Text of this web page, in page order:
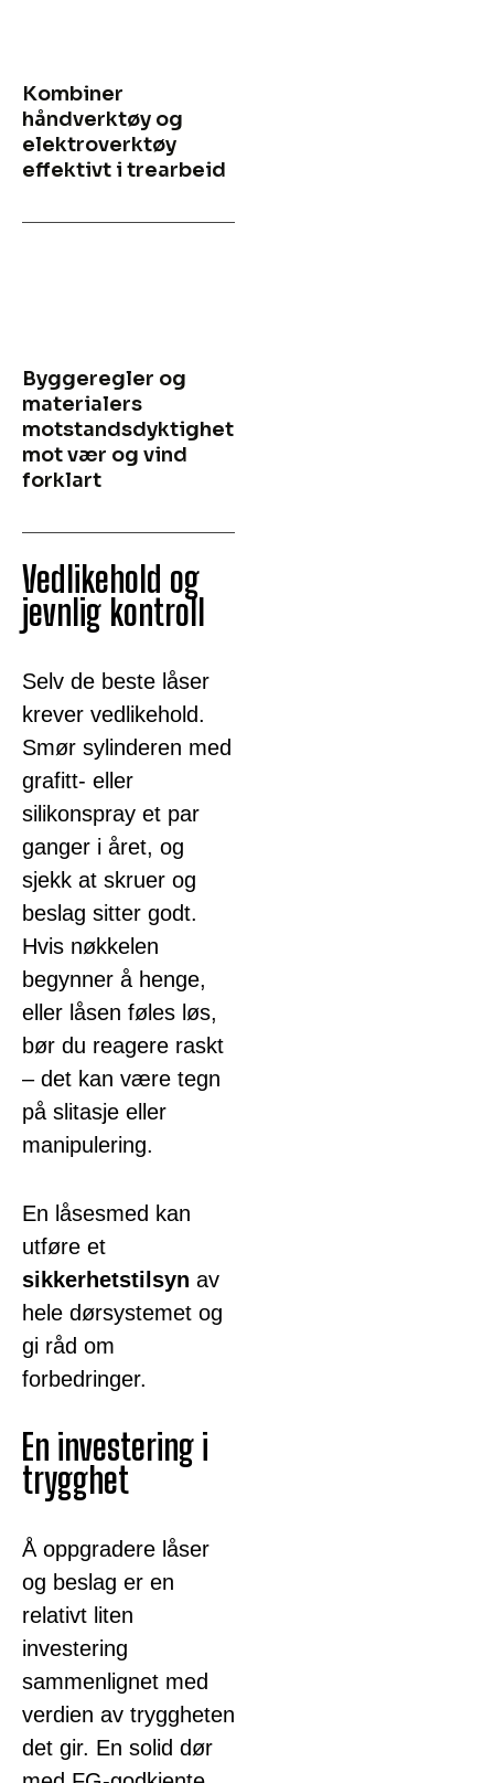
Kombiner
håndverktøy og
elektroverktøy
effektivt i trearbeid
Byggeregler og
materialers
motstandsdyktighet
mot vær og vind
forklart
Vedlikehold og
jevnlig kontroll
Selv de beste låser
krever vedlikehold.
Smør sylinderen med
grafitt- eller
silikonspray et par
ganger i året, og
sjekk at skruer og
beslag sitter godt.
Hvis nøkkelen
begynner å henge,
eller låsen føles løs,
bør du reagere raskt
– det kan være tegn
på slitasje eller
manipulering.
En låsesmed kan
utføre et
sikkerhetstilsyn av
hele dørsystemet og
gi råd om
forbedringer.
En investering i
trygghet
Å oppgradere låser
og beslag er en
relativt liten
investering
sammenlignet med
verdien av tryggheten
det gir. En solid dør